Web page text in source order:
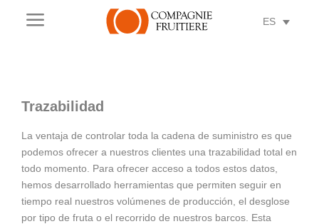
a ES
Trazabilidad
La ventaja de controlar toda la cadena de suministro es que
podemos ofrecer a nuestros clientes una trazabilidad total en
todo momento. Para ofrecer acceso a todos estos datos,
hemos desarrollado herramientas que permiten seguir en
tiempo real nuestros volúmenes de producción, el desglose
por tipo de fruta o el recorrido de nuestros barcos. Esta